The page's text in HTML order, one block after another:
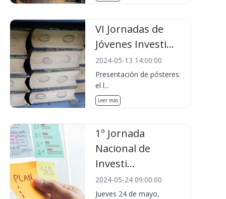
VI Jornadas de
Jóvenes Investi...
2024-05-13 14:00:00
Presentación de pósteres:
el l...
Leer más
1º Jornada
Nacional de
Investi...
2024-05-24 09:00:00
Jueves 24 de mayo,